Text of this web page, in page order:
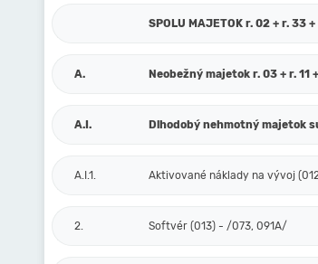
SPOLU MAJETOK r. 02 + r. 33 +
A. Neobežný majetok r. 03 + r. 11
A.I. Dlhodobý nehmotný majetok
A.I.1. Aktivované náklady na vývoj
2. Softvér (013) - /073, 091A/